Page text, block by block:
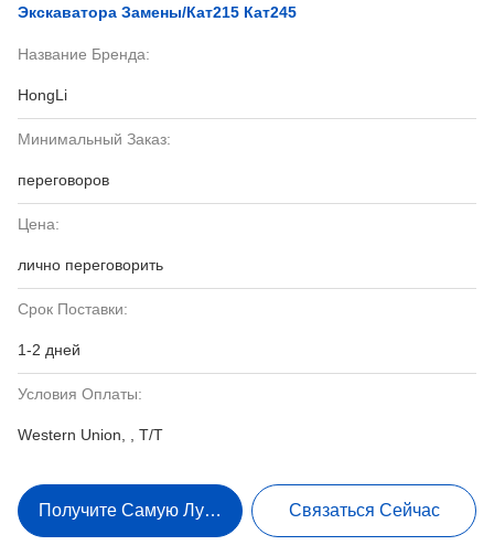
Экскаватора Замены/Кат215 Кат245
Название Бренда:
HongLi
Минимальный Заказ:
переговоров
Цена:
лично переговорить
Срок Поставки:
1-2 дней
Условия Оплаты:
Western Union, , T/T
Получите Самую Лучшую ЦенуСвязаться Сейчас